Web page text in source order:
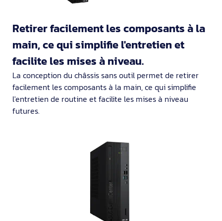
Retirer facilement les composants à la
main, ce qui simplifie l'entretien et
facilite les mises à niveau.
La conception du châssis sans outil permet de retirer
facilement les composants à la main, ce qui simplifie
l'entretien de routine et facilite les mises à niveau
futures.